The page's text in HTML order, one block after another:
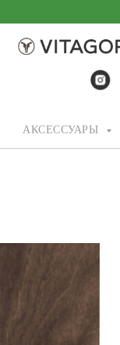
АКСЕССУАРЫ